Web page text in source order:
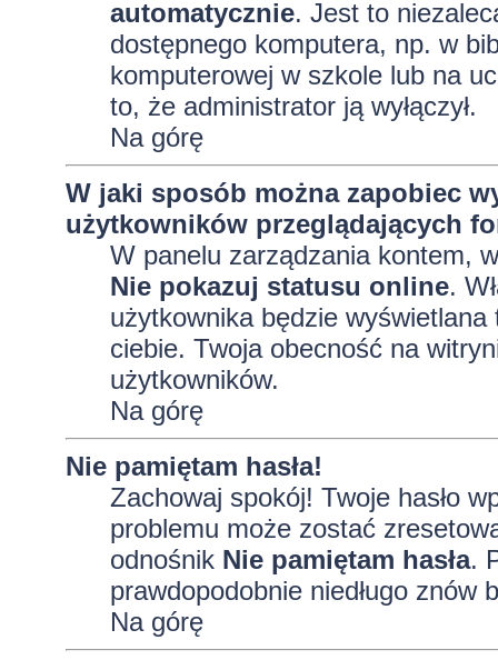
automatycznie. Jest to
dostępnego komputera, np. w
komputerowej w szkole lub na
to, że administrator ją wyłączył.
Na górę
W jaki sposób można zapobiec
użytkowników przeglądających
W panelu zarządzania kontem,
Nie pokazuj statusu online.
użytkownika będzie
ciebie. Twoja obecność na
użytkowników.
Na górę
Nie pamiętam hasła!
Zachowaj spokój! Twoje hasło
problemu może zostać
odnośnik Nie pamiętam hasła.
prawdopodobnie niedługo znów
Na górę